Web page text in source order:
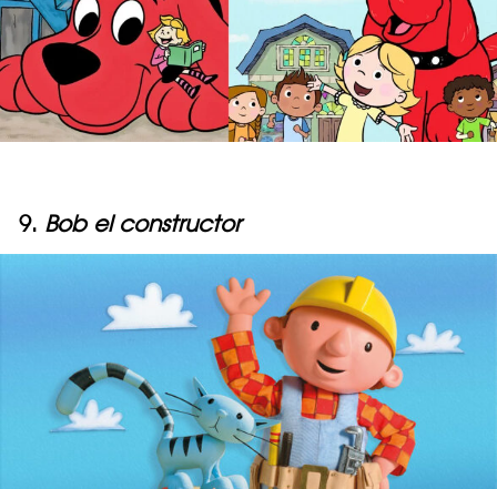
9. Bob el constructor